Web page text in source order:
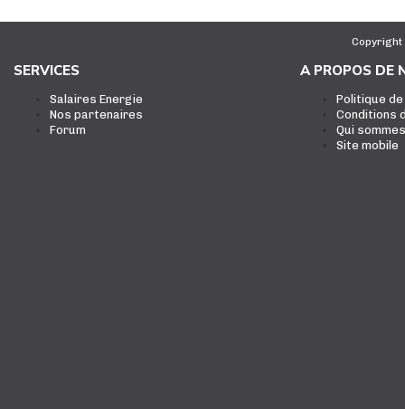
Copyright
SERVICES
Salaires Energie
Nos partenaires
Forum
A PROPOS DE
Politique
Conditions
Qui
Site mobile